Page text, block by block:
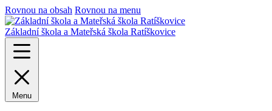
Rovnou na obsah Rovnou na menu
Základní škola a Mateřská škola Ratíškovice
Menu